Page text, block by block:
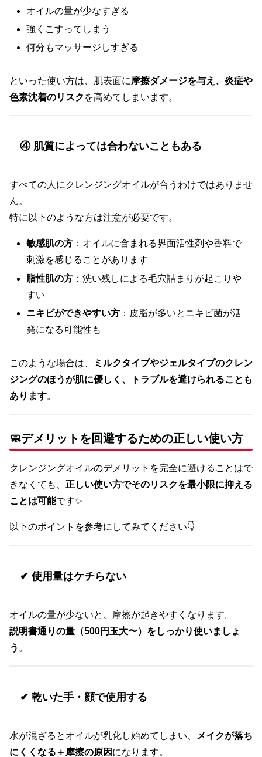
オイルの量が少なすぎる
強くこすってしまう
何分もマッサージしすぎる
といった使い方は、肌表面に摩擦ダメージを与え、炎症や
色素沈着のリスク を高めてしまいます。
④ 肌質によっては合わないこともある
すべての人にクレンジングオイルが合うわけではありませ
ん。
特に以下のような方は注意が必要です。
敏感肌の方 ：オイルに含まれる界面活性剤や香料で
刺激を感じることがあります
脂性肌の方 ：洗い残しによる毛穴詰まりが起こりや
すい
ニキビができやすい方 ：皮脂が多いとニキビ菌が活
発になる可能性も
このような場合は、
ミルクタイプやジェルタイプのクレン
ジングのほうが肌に優しく、トラブルを避けられることも
あります。
🧼デメリットを回避するための正しい使い方
クレンジングオイルのデメリットを完全に避けることはで
きなくても、 正しい使い方でそのリスクを最小限に抑える
ことは可能です✨
以下のポイントを参考にしてみてください👇
✔ 使用量はケチらない
オイルの量が少ないと、摩擦が起きやすくなります。
説明書通りの量（500円玉大〜）をしっかり使いましょ
う 。
✔ 乾いた手・顔で使用する
水が混ざるとオイルが乳化し始めてしまい、
メイクが落ち
にくくなる＋摩擦の原因 になります。